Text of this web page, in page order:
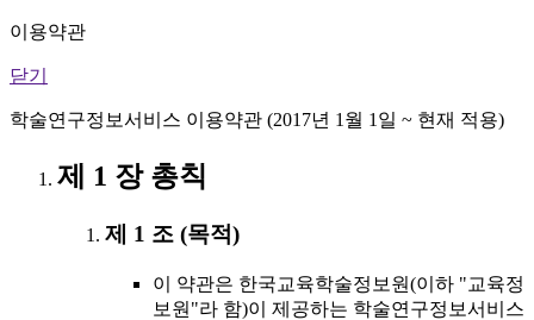
이용약관
닫기
학술연구정보서비스 이용약관 (2017년 1월 1일 ~ 현재 적용)
제 1 장 총칙
제 1 조 (목적)
이 약관은 한국교육학술정보원(이하 "교육정
보원"라 함)이 제공하는 학술연구정보서비스